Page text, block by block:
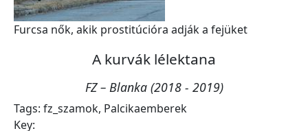
Furcsa nők, akik prostitúcióra adják a fejüket
A kurvák lélektana
FZ – Blanka (2018 - 2019)
Tags: fz_szamok, Palcikaemberek
Key: